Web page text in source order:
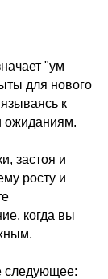
"ум
для нового
к
ожиданиям.
застоя и
росту и
когда вы
следующее: